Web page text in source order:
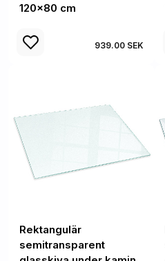
120x80 cm
939.00 SEK
Rektangulär
semitransparent